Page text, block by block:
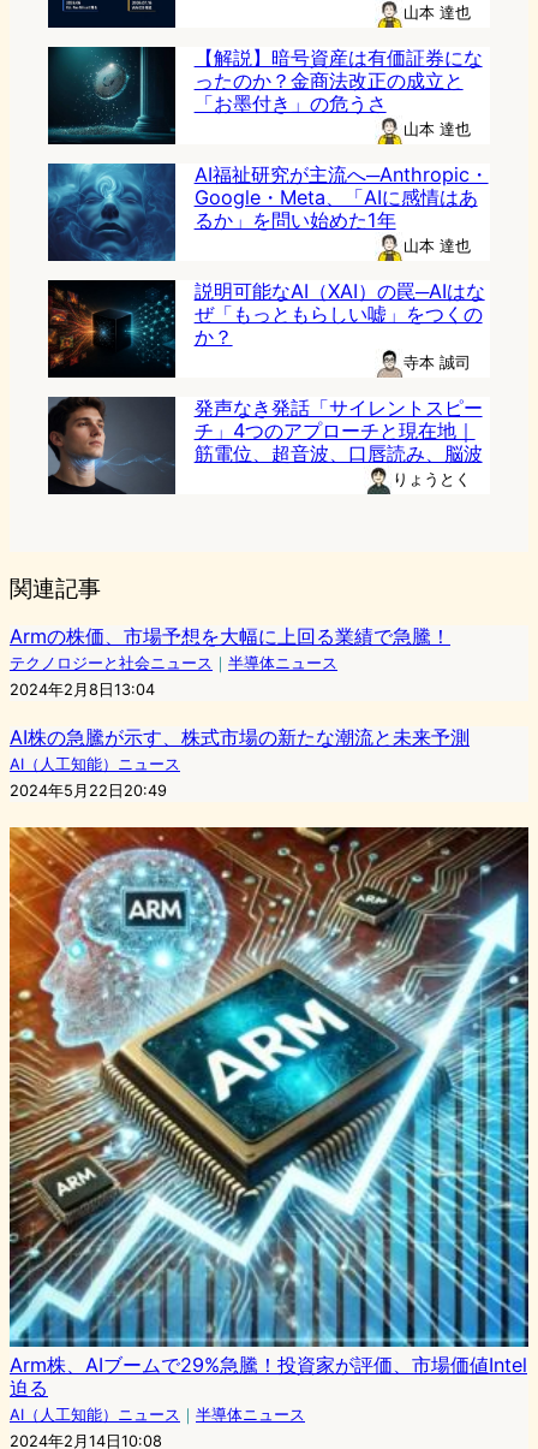
山本 達也
【解説】暗号資産は有価証券にな
ったのか？金商法改正の成立と
「お墨付き」の危うさ
山本 達也
AI福祉研究が主流へ─Anthropic・
Google・Meta、「AIに感情はあ
るか」を問い始めた1年
山本 達也
説明可能なAI（XAI）の罠─AIはな
ぜ「もっともらしい嘘」をつくの
か？
寺本 誠司
発声なき発話「サイレントスピー
チ」4つのアプローチと現在地｜
筋電位、超音波、口唇読み、脳波
りょうとく
関連記事
Armの株価、市場予想を大幅に上回る業績で急騰！
テクノロジーと社会ニュース ｜ 半導体ニュース
2024年2月8日13:04
AI株の急騰が示す、株式市場の新たな潮流と未来予測
AI（人工知能）ニュース
2024年5月22日20:49
Arm株、AIブームで29%急騰！投資家が評価、市場価値Intel
迫る
AI（人工知能）ニュース ｜ 半導体ニュース
2024年2月14日10:08